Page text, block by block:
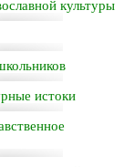
культуры
истоки